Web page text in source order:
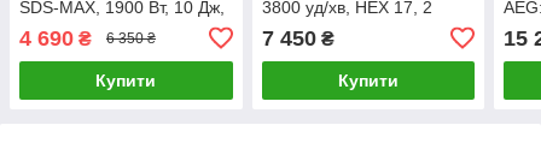
SDS-MAX, 1900 Вт, 10 Дж,
5570 уд/хв, регулювання
обертів, кейс
4 690 ₴ 6 350 ₴
Купити
3800 уд/хв, HEX 17, 2
стамески, металевий кейс,
Арт.: MDB0835
7 450₴
Купити
15